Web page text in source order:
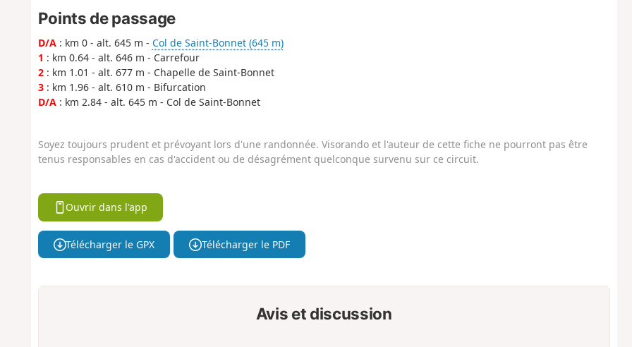
Points de passage
D/A: km 0 - alt. 645 m - Col de Saint-Bonnet (645 m)
1 : km 0.64 - alt. 646 m - Carrefour
2: km 1.01 - alt. 677 m - Chapelle de Saint-Bonnet
3: km 1.96 - alt. 610 m - Bifurcation
D/A: km 2.84 - alt. 645 m - Col de Saint-Bonnet
Soyez toujours prudent et prévoyant lors d'une randonnée. Visorando et l'auteur de cette fiche ne pourront pas être
tenus responsables en cas d'accident ou de désagrément quelconque survenu sur ce circuit.
Ouvrir dans l'app
Télécharger le GPX Télécharger le PDF
Avis et discussion